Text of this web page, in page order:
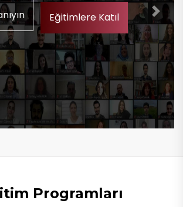
Eğitimlere Katıl Next
Programları